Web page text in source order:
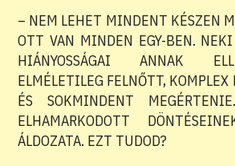
– NEM LEHET MINDENT KÉSZEN
OTT VAN MINDEN EGY-BEN.
HIÁNYOSSÁGAI ANNAK
ELMÉLETILEG FELNŐTT, KOMPLEX
ÉS SOKMINDENT
ELHAMARKODOTT
ÁLDOZATA. EZT TUDOD?